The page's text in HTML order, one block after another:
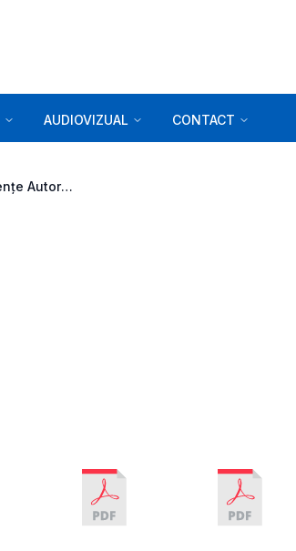
AUDIOVIZUAL CONTACT
Biroul Licențe Autorizări